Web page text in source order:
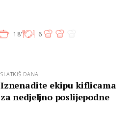
18' 6
SLATKIŠ DANA
Iznenadite ekipu kiflicama
za nedjeljno poslijepodne